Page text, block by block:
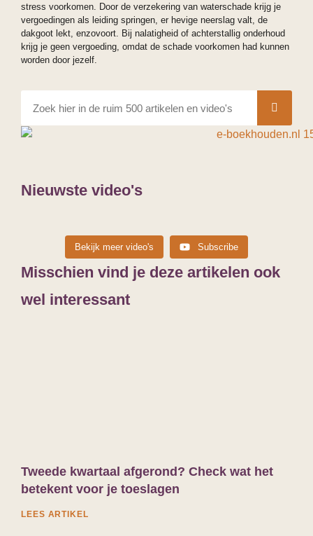
stress voorkomen. Door de verzekering van waterschade krijg je
vergoedingen als leiding springen, er hevige neerslag valt, de
dakgoot lekt, enzovoort. Bij nalatigheid of achterstallig onderhoud
krijg je geen vergoeding, omdat de schade voorkomen had kunnen
worden door jezelf.
Nieuwste video's
Dit betaal je aan belasting bij €75.000 winst in
2026 (en dit hou je over) €75.000 winst klinkt
voor
the happy financial 16/03/2026 15:13
Maximale bijtelling auto van de zaak Let op:
alleen voor IB ondernemers (dus niet voor
DGA’s of
the happy financial
Maximale bijtelling auto van de zaak Let op:
alleen voor IB ondernemers (dus niet voor
DGA’s of
Bekijk meer video's Subscribe
Misschien vind je deze artikelen ook
wel interessant
Tweede kwartaal afgerond? Check wat het
betekent voor je toeslagen
LEES ARTIKEL